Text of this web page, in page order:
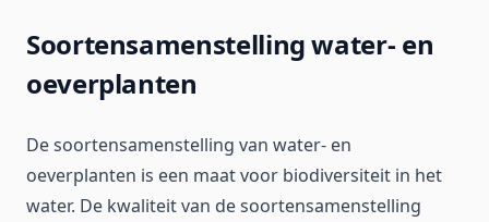
Soortensamenstelling water- en
oeverplanten
De soortensamenstelling van water- en
oeverplanten is een maat voor biodiversiteit in het
water. De kwaliteit van de soortensamenstelling